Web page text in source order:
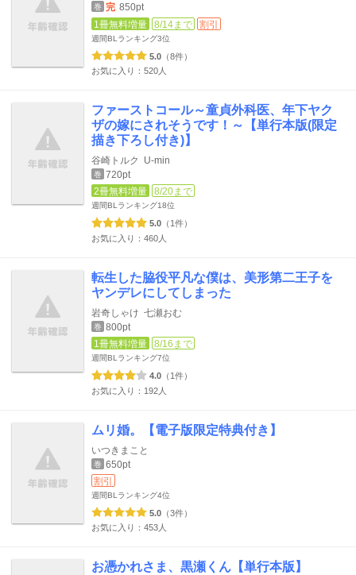
巻 完 850pt
1冊無料増量
8/14まで 割引
週間BLランキング3位
5.0 （8件）
お気に入り：520人
ファーストコール～童貞外科医、年下ヤク
ザの嫁にされそうです！～【単行本版(限定
描き下ろし付き)】
谷崎トルク U-min
巻 720pt
2冊無料増量
8/20まで
週間BLランキング18位
5.0 （1件）
お気に入り：460人
転生した脇役平凡な僕は、美形第二王子を
ヤンデレにしてしまった
岩奇しゃけ 七瀬おむ
巻 800pt
1冊無料増量
8/16まで
週間BLランキング7位
4.0 （1件）
お気に入り：192人
ムリ婚。【電子版限定特典付き】
いつきまこと
巻 650pt
割引
週間BLランキング4位
5.0 （3件）
お気に入り：453人
お憑かれさま、黒瀬くん【単行本版】